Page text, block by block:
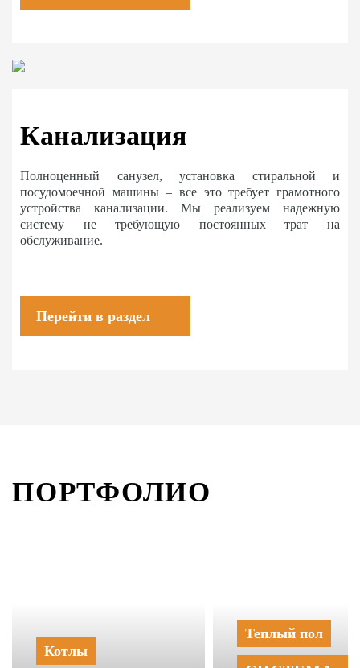
Канализация
Полноценный санузел, установка стиральной и
посудомоечной машины – все это требует грамотного
устройства канализации. Мы реализуем надежную
систему не требующую постоянных трат на
обслуживание.
Перейти в раздел
ПОРТФОЛИО
Котлы
Теплый пол